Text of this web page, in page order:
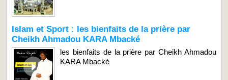
Islam et Sport : les bienfaits de la prière par
Cheikh Ahmadou KARA Mbacké
les bienfaits de la prière par Cheikh Ahmadou
KARA Mbacké